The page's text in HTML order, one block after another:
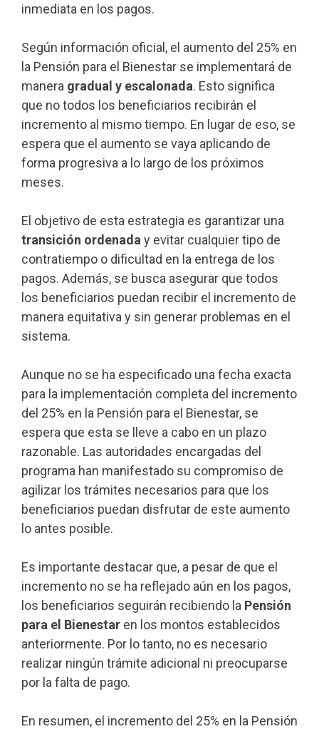
inmediata en los pagos.
Según información oficial, el aumento del 25% en
la Pensión para el Bienestar se implementará de
manera gradual y escalonada. Esto significa
que no todos los beneficiarios recibirán el
incremento al mismo tiempo. En lugar de eso, se
espera que el aumento se vaya aplicando de
forma progresiva a lo largo de los próximos
meses.
El objetivo de esta estrategia es garantizar una
transición ordenada y evitar cualquier tipo de
contratiempo o dificultad en la entrega de los
pagos. Además, se busca asegurar que todos
los beneficiarios puedan recibir el incremento de
manera equitativa y sin generar problemas en el
sistema.
Aunque no se ha especificado una fecha exacta
para la implementación completa del incremento
del 25% en la Pensión para el Bienestar, se
espera que esta se lleve a cabo en un plazo
razonable. Las autoridades encargadas del
programa han manifestado su compromiso de
agilizar los trámites necesarios para que los
beneficiarios puedan disfrutar de este aumento
lo antes posible.
Es importante destacar que, a pesar de que el
incremento no se ha reflejado aún en los pagos,
los beneficiarios seguirán recibiendo la Pensión
para el Bienestar en los montos establecidos
anteriormente. Por lo tanto, no es necesario
realizar ningún trámite adicional ni preocuparse
por la falta de pago.
En resumen, el incremento del 25% en la Pensión